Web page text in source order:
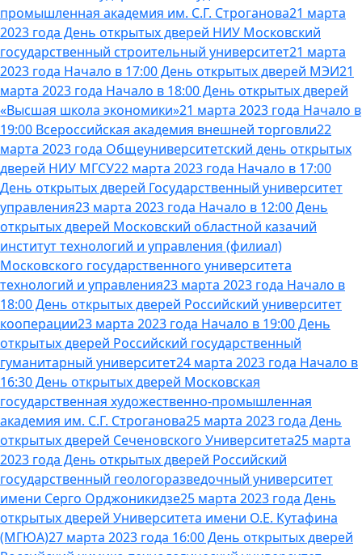
промышленная академия им. С.Г. Строганова21 марта
2023 года День открытых дверей НИУ Московский
государственный строительный университет21 марта
2023 года Начало в 17:00 День открытых дверей МЭИ21
марта 2023 года Начало в 18:00 День открытых дверей
«Высшая школа экономики»21 марта 2023 года Начало в
19:00 Всероссийская академия внешней торговли22
марта 2023 года Общеуниверситетский день открытых
дверей НИУ МГСУ22 марта 2023 года Начало в 17:00
День открытых дверей Государственный университет
управления23 марта 2023 года Начало в 12:00 День
открытых дверей Московский областной казачий
институт технологий и управления (филиал)
Московского государственного университета
технологий и управления23 марта 2023 года Начало в
18:00 День открытых дверей Российский университет
кооперации23 марта 2023 года Начало в 19:00 День
открытых дверей Российский государственный
гуманитарный университет24 марта 2023 года Начало в
16:30 День открытых дверей Московская
государственная художественно-промышленная
академия им. С.Г. Строганова25 марта 2023 года День
открытых дверей Сеченовского Университета25 марта
2023 года День открытых дверей Российский
государственный геологоразведочный университет
имени Серго Орджоникидзе25 марта 2023 года День
открытых дверей Университета имени О.Е. Кутафина
(МГЮА)27 марта 2023 года 16:00 День открытых дверей